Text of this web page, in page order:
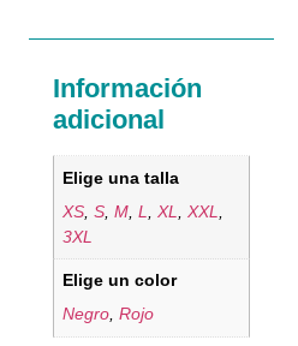
Información
adicional
Elige una talla
XS ,S ,M ,L XL XXL
3XL
Elige un color
Negro,Rojo